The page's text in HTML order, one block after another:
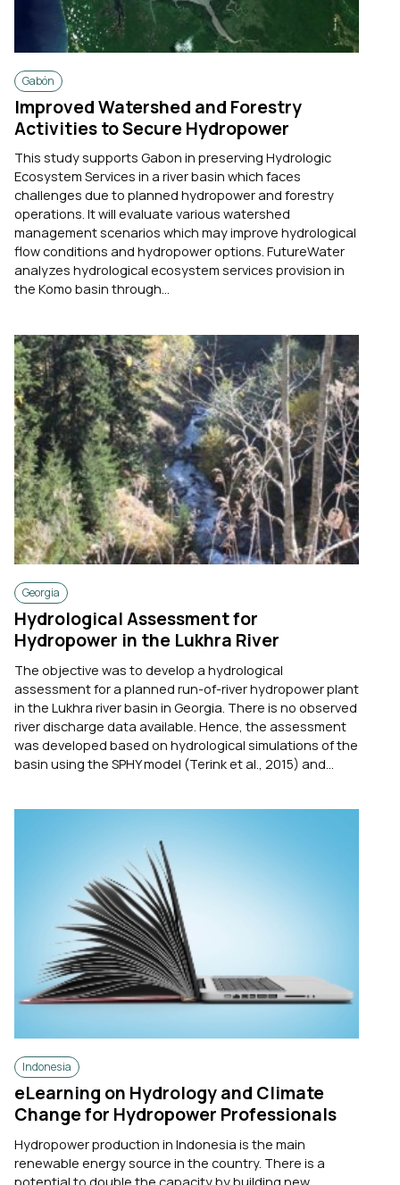
Gabón
Improved Watershed and Forestry
Activities to Secure Hydropower
This study supports Gabon in preserving Hydrologic
Ecosystem Services in a river basin which faces
challenges due to planned hydropower and forestry
operations. It will evaluate various watershed
management scenarios which may improve hydrological
flow conditions and hydropower options. FutureWater
analyzes hydrological ecosystem services provision in
the Komo basin through...
Georgia
Hydrological Assessment for
Hydropower in the Lukhra River
The objective was to develop a hydrological
assessment for a planned run-of-river hydropower plant
in the Lukhra river basin in Georgia. There is no observed
river discharge data available. Hence, the assessment
was developed based on hydrological simulations of the
basin using the SPHY model (Terink et al., 2015) and...
Indonesia
eLearning on Hydrology and Climate
Change for Hydropower Professionals
Hydropower production in Indonesia is the main
renewable energy source in the country. There is a